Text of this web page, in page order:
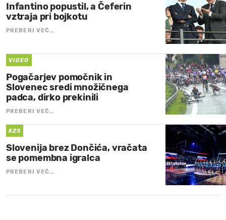
Infantino popustil, a Čeferin
vztraja pri bojkotu
PREBERI VEČ…
VIDEO
Pogačarjev pomočnik in
Slovenec sredi množičnega
padca, dirko prekinili
PREBERI VEČ…
KZS
Slovenija brez Dončića, vračata
se pomembna igralca
PREBERI VEČ…